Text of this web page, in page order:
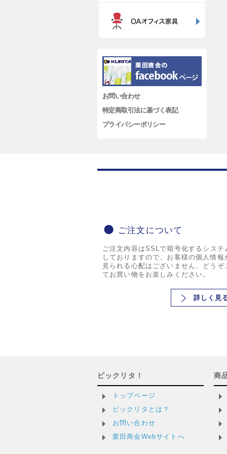
お問い合わせ
特定商取引法に基づく表記
プライバシーポリシー
ご注文について
ご注文内容はSSLで暗号化するシステ
しておりますので、お客様の個人情報
見られる心配はございません、どうぞ
てお買い物をお楽しみください。
詳しく見
ビックリタ！
トップページ
ビックリタとは？
お問い合わせ
栗田商会Webサイトへ
商